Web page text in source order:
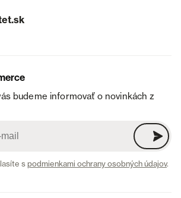
budeme informovať o novinkách z
spodmienkami ochrany osobných údajov.